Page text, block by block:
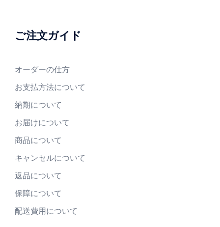
ご注文ガイド
オーダーの仕方
お支払方法について
納期について
お届けについて
商品について
キャンセルについて
返品について
保障について
配送費用について